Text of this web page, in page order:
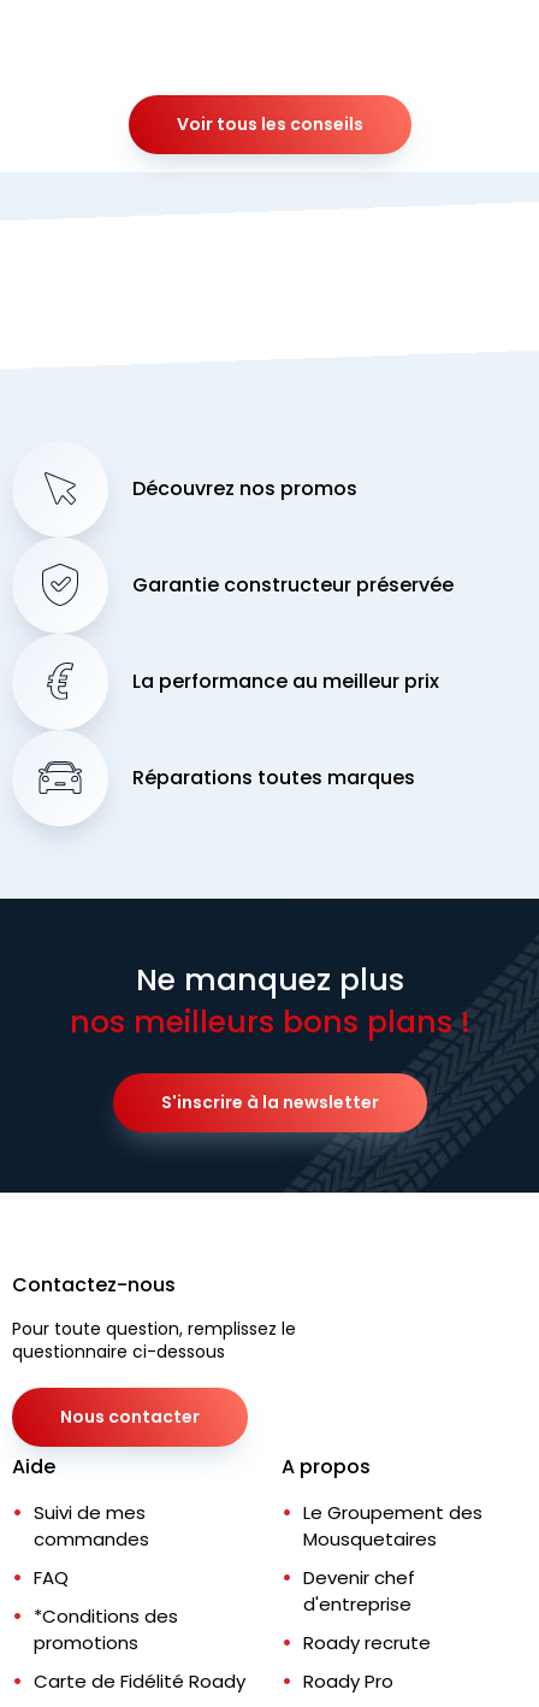
Voir tous les conseils
Découvrez nos promos
Garantie constructeur préservée
La performance au meilleur prix
Réparations toutes marques
Ne manquez plus
nos meilleurs bons plans !
S'inscrire à la newsletter
Contactez-nous
Pour toute question, remplissez le
questionnaire ci-dessous
Nous contacter
Aide
Suivi de mes
commandes
FAQ
*Conditions des
promotions
Carte de Fidélité Roady
A propos
Le Groupement des
Mousquetaires
Devenir chef
d'entreprise
Roady recrute
Roady Pro